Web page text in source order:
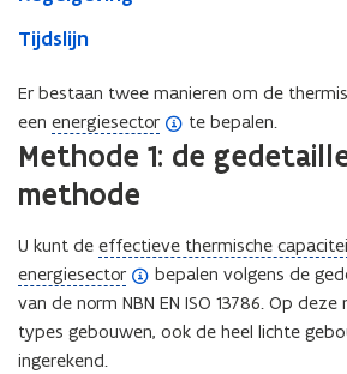
Tijdslijn
Er bestaan twee manieren om de
een energiesector
(
o
e
d
e
te bepalen.
Methode 1: de
methode
U kunt de effectieve thermische
(
o
p
e
n
energiesector
(
o
p
e
bepalen volgens de
van de norm NBN EN ISO 13786. Op
types gebouwen, ook de heel lichte
ingerekend.